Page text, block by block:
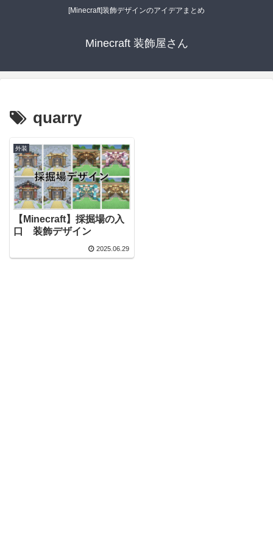
[Minecraft]装飾デザインのアイデアまとめ
Minecraft 装飾屋さん
quarry
外装
【Minecraft】採掘場の入
口 装飾デザイン
2025.06.29